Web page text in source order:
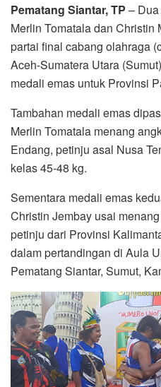
Pematang Siantar, TP –
Merlin Tomatala dan Christin
partai final cabang olahraga
Aceh-Sumatera Utara
medali emas untuk Provinsi
Tambahan medali emas
Merlin Tomatala menang
Endang, petinju asal Nusa
kelas 45-48 kg.
Sementara medali emas
Christin Jembay usai
petinju dari Provinsi
dalam pertandingan di Aula
Pematang Siantar, Sumut,